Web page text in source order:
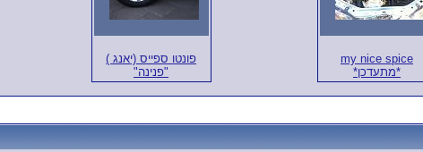
my nice spice
*מתעדכן*
פונטו ספייס (יאנג )
"פנינה"